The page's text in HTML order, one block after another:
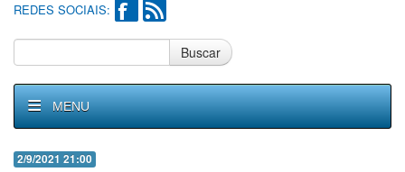
REDES SOCIAIS:
Buscar
MENU
2/9/2021 21:00